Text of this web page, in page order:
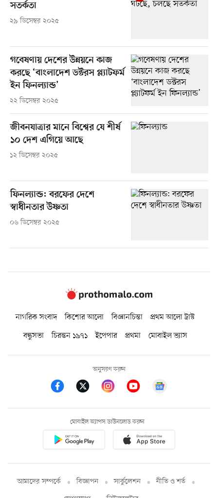
সতর্কতা
২৯ ডিসেম্বর ২০২৫
গবেষণায় দেশের উন্নয়নে কাজ
করছে ‘বাংলাদেশ ডক্টরস প্ল্যাটফর্ম
ইন ফিনল্যান্ড’
২২ ডিসেম্বর ২০২৫
জীবনযাত্রার মানে বিশ্বের যে শীর্ষ
১০ দেশ এগিয়ে আছে
১২ ডিসেম্বর ২০২৫
ফিনল্যান্ড: বরফের দেশে
স্বাধীনতার উষ্ণতা
০৬ ডিসেম্বর ২০২৫
নাগরিক সংবাদ কিশোর আলো বিজ্ঞানচিন্তা
প্রথম আলো ট্রাস্ট
বন্ধুসভা
চিরন্তন ১৯৭১ ইপেপার প্রথমা মোবাইল ভ্যাস
অনুসরণ করুন
মোবাইল অ্যাপস ডাউনলোড করুন
আমাদের সম্পর্কে বিজ্ঞাপন সার্কুলেশন
নীতি ও শর্ত